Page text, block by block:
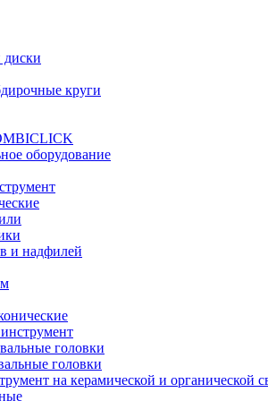
диски
круги
оборудование
и надфилей
головки
головки
на керамической и органической